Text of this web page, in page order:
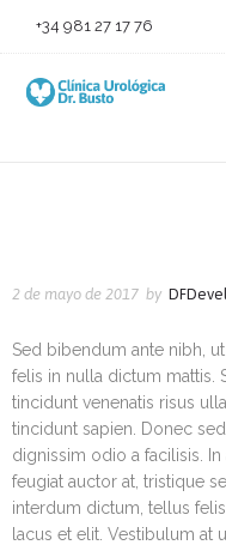
+34 981 27 17 76
2 de mayo de 2017 by
Sed bibendum ante nibh,
felis in nulla dictum mattis.
tincidunt venenatis risus
tincidunt sapien. Donec
dignissim odio a facilisis.
feugiat auctor at, tristique
interdum dictum, tellus
lacus et elit. Vestibulum at